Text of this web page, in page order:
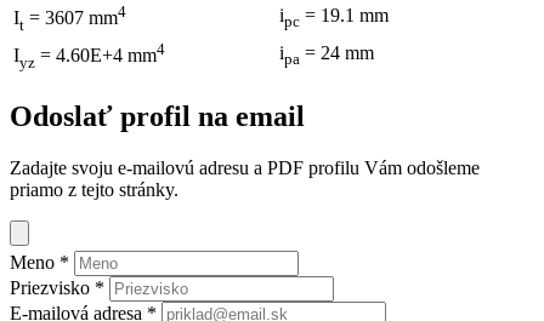
It = 3607 mm4 ipc = 19.1 mm
Iyz = 4.60E+4 mm4 ipa = 24 mm
Odoslať profil na email
Zadajte svoju e-mailovú adresu a PDF profilu Vám odošleme
priamo z tejto stránky.
Meno *
Priezvisko *
E-mailová adresa *